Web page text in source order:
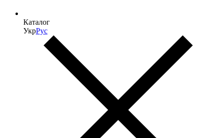
Каталог
УкрРус